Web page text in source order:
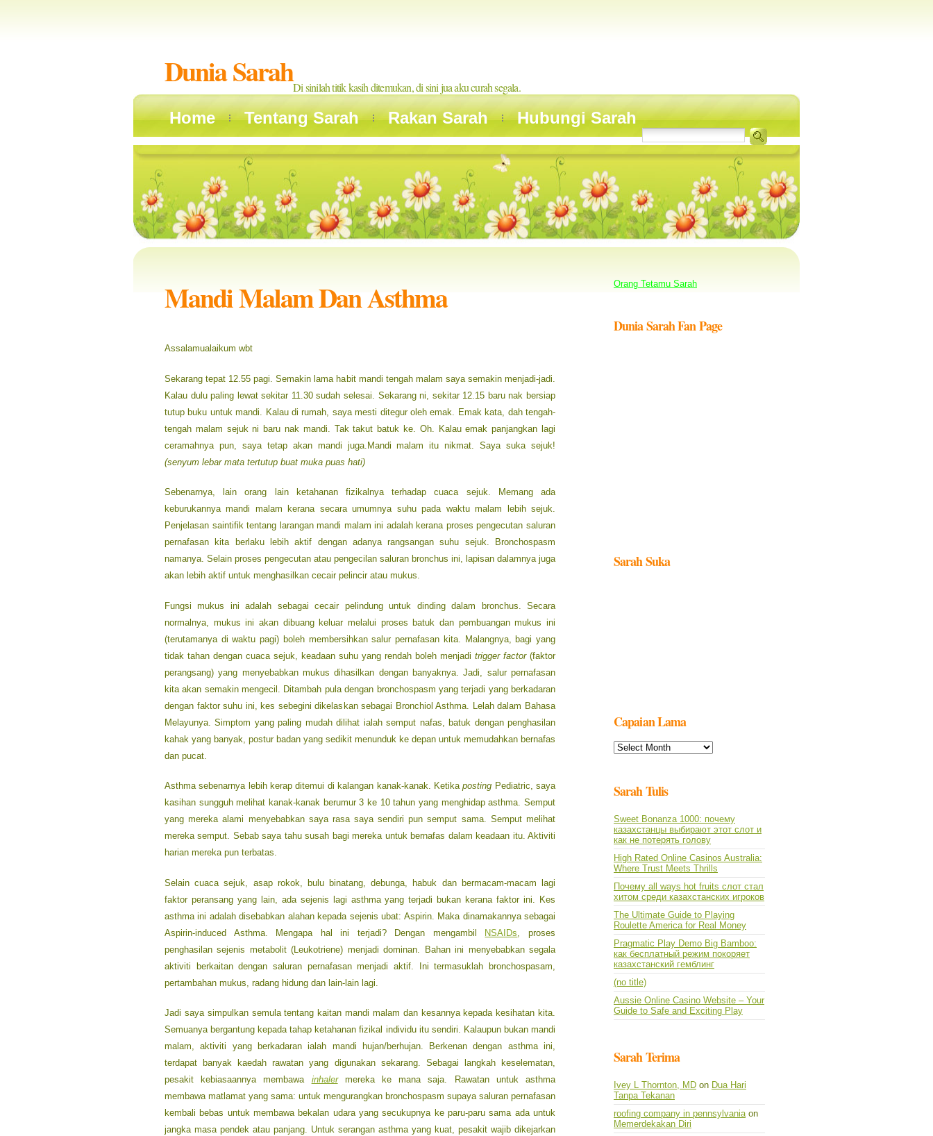
Dunia SarahDi sinilah titik kasih ditemukan, di sini jua aku curah segala.
Home Tentang Sarah Rakan Sarah Hubungi Sarah
Mandi Malam Dan Asthma
Assalamualaikum wbt
Sekarang tepat 12.55 pagi. Semakin lama habit mandi tengah malam saya semakin menjadi-jadi.
Kalau dulu paling lewat sekitar 11.30 sudah selesai. Sekarang ni, sekitar 12.15 baru nak bersiap
tutup buku untuk mandi. Kalau di rumah, saya mesti ditegur oleh emak. Emak kata, dah tengah-
tengah malam sejuk ni baru nak mandi. Tak takut batuk ke. Oh. Kalau emak panjangkan lagi
ceramahnya pun, saya tetap akan mandi juga.Mandi malam itu nikmat. Saya suka sejuk!
(senyum lebar mata tertutup buat muka puas hati)
Sebenarnya, lain orang lain ketahanan fizikalnya terhadap cuaca sejuk. Memang ada
keburukannya mandi malam kerana secara umumnya suhu pada waktu malam lebih sejuk.
Penjelasan saintifik tentang larangan mandi malam ini adalah kerana proses pengecutan saluran
pernafasan kita berlaku lebih aktif dengan adanya rangsangan suhu sejuk. Bronchospasm
namanya. Selain proses pengecutan atau pengecilan saluran bronchus ini, lapisan dalamnya juga
akan lebih aktif untuk menghasilkan cecair pelincir atau mukus.
Fungsi mukus ini adalah sebagai cecair pelindung untuk dinding dalam bronchus. Secara
normalnya, mukus ini akan dibuang keluar melalui proses batuk dan pembuangan mukus ini
(terutamanya di waktu pagi) boleh membersihkan salur pernafasan kita. Malangnya, bagi yang
tidak tahan dengan cuaca sejuk, keadaan suhu yang rendah boleh menjadi trigger factor(faktor
perangsang) yang menyebabkan mukus dihasilkan dengan banyaknya. Jadi, salur pernafasan
kita akan semakin mengecil. Ditambah pula dengan bronchospasm yang terjadi yang berkadaran
dengan faktor suhu ini, kes sebegini dikelaskan sebagai Bronchiol Asthma. Lelah dalam Bahasa
Melayunya. Simptom yang paling mudah dilihat ialah semput nafas, batuk dengan penghasilan
kahak yang banyak, postur badan yang sedikit menunduk ke depan untuk memudahkan bernafas
dan pucat.
Asthma sebenarnya lebih kerap ditemui di kalangan kanak-kanak. Ketikaposting Pediatric, saya
kasihan sungguh melihat kanak-kanak berumur 3 ke 10 tahun yang menghidap asthma. Semput
yang mereka alami menyebabkan saya rasa saya sendiri pun semput sama. Semput melihat
mereka semput. Sebab saya tahu susah bagi mereka untuk bernafas dalam keadaan itu. Aktiviti
harian mereka pun terbatas.
Selain cuaca sejuk, asap rokok, bulu binatang, debunga, habuk dan bermacam-macam lagi
faktor peransang yang lain, ada sejenis lagi asthma yang terjadi bukan kerana faktor ini. Kes
asthma ini adalah disebabkan alahan kepada sejenis ubat: Aspirin. Maka dinamakannya sebagai
Aspirin-induced Asthma. Mengapa hal ini terjadi? Dengan mengambil NSAIDs , proses
penghasilan sejenis metabolit (Leukotriene) menjadi dominan. Bahan ini menyebabkan segala
aktiviti berkaitan dengan saluran pernafasan menjadi aktif. Ini termasuklah bronchospasam,
pertambahan mukus, radang hidung dan lain-lain lagi.
Jadi saya simpulkan semula tentang kaitan mandi malam dan kesannya kepada kesihatan kita.
Semuanya bergantung kepada tahap ketahanan fizikal individu itu sendiri. Kalaupun bukan mandi
malam, aktiviti yang berkadaran ialah mandi hujan/berhujan. Berkenan dengan asthma ini,
terdapat banyak kaedah rawatan yang digunakan sekarang. Sebagai langkah keselematan,
pesakit kebiasaannya membawa inhalermereka ke mana saja. Rawatan untuk asthma
membawa matlamat yang sama: untuk mengurangkan bronchospasm supaya saluran pernafasan
kembali bebas untuk membawa bekalan udara yang secukupnya ke paru-paru sama ada untuk
jangka masa pendek atau panjang. Untuk serangan asthma yang kuat, pesakit wajib dikejarkan
Orang Tetamu Sarah
Dunia Sarah Fan Page
Sarah Suka
Capaian Lama
Capaian
Lama
Sarah Tulis
Sweet Bonanza 1000: почему
казахстанцы выбирают этот слот и
как не потерять голову
High Rated Online Casinos Australia:
Where Trust Meets Thrills
Почему all ways hot fruits слот стал
хитом среди казахстанских игроков
The Ultimate Guide to Playing
Roulette America for Real Money
Pragmatic Play Demo Big Bamboo:
как бесплатный режим покоряет
казахстанский гемблинг
(no title)
Aussie Online Casino Website – Your
Guide to Safe and Exciting Play
Sarah Terima
Ivey L Thornton, MD on Dua Hari
Tanpa Tekanan
roofing company in pennsylvaniaon
Memerdekakan Diri